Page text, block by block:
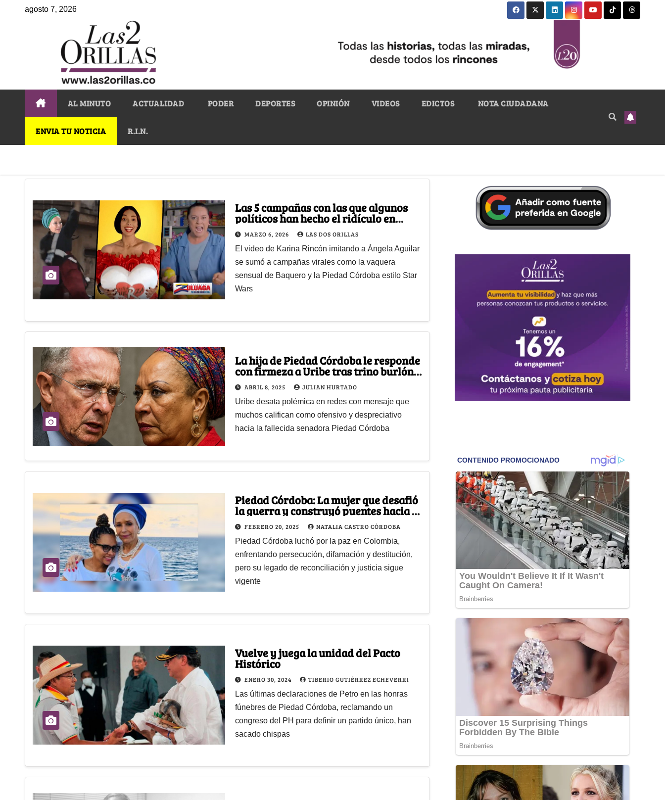
agosto 7, 2026
AL MINUTO ACTUALIDAD PODER DEPORTES OPINIÓN VIDEOS EDICTOS NOTA CIUDADANA
ENVIA TU NOTICIA R.I.N.
Las 5 campañas con las que algunos
políticos han hecho el ridículo en
plena temporada electoral en
Colombia
MARZO 6, 2026 LAS DOS ORILLAS
El video de Karina Rincón imitando a Ángela Aguilar
se sumó a campañas virales como la vaquera
sensual de Baquero y la Piedad Córdoba estilo Star
Wars
La hija de Piedad Córdoba le responde
con firmeza a Uribe tras trino burlón
sobre su madre fallecida
ABRIL 8, 2025 JULIAN HURTADO
Uribe desata polémica en redes con mensaje que
muchos califican como ofensivo y despreciativo
hacia la fallecida senadora Piedad Córdoba
Piedad Córdoba: La mujer que desafió
la guerra y construyó puentes hacia la
pazFEBRERO 20, 2025 NATALIA CASTRO CÒRDOBA
Piedad Córdoba luchó por la paz en Colombia,
enfrentando persecución, difamación y destitución,
pero su legado de reconciliación y justicia sigue
vigente
Vuelve y juega la unidad del Pacto
Histórico
ENERO 30, 2024 TIBERIO GUTIÉRREZ ECHEVERRI
Las últimas declaraciones de Petro en las honras
fúnebres de Piedad Córdoba, reclamando un
congreso del PH para definir un partido único, han
sacado chispas